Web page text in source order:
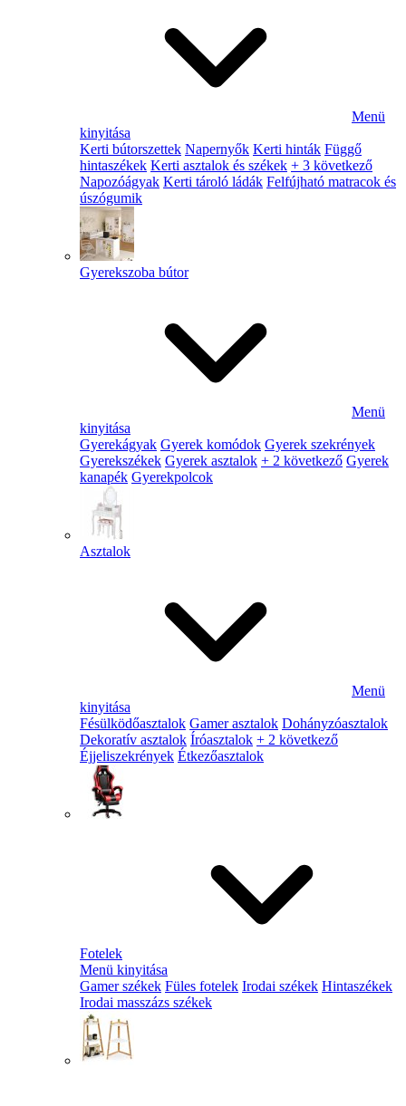
Menü
kinyitása
Kerti bútorszettek Napernyők Kerti hinták Függő
hintaszékek Kerti asztalok és székek + 3 következő
Napozóágyak Kerti tároló ládák Felfújható matracok és
úszógumik
Gyerekszoba bútor
Menü
kinyitása
Gyerekágyak Gyerek komódok Gyerek szekrények
Gyerekszékek Gyerek asztalok + 2 következő Gyerek
kanapék Gyerekpolcok
Asztalok
Menü
kinyitása
Fésülködőasztalok Gamer asztalok Dohányzóasztalok
Dekoratív asztalok Íróasztalok + 2 következő
Éjjeliszekrények Étkezőasztalok
Fotelek
Menü kinyitása
Gamer székek Füles fotelek Irodai székek Hintaszékek
Irodai masszázs székek